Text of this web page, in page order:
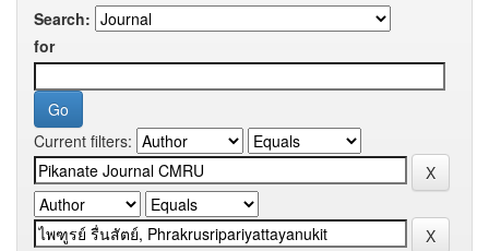
Search:
for
Current filters: